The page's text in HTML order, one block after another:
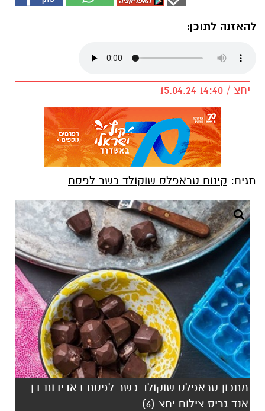
להאזנה לתוכן:
יחצ / 14:40 15.04.24
תגים: קינוח טראפלס שוקולד כשר לפסח
מתכון טראפלס שוקולד כשר לפסח באדיבות בן
אנד גריס צילום יחצ (6)